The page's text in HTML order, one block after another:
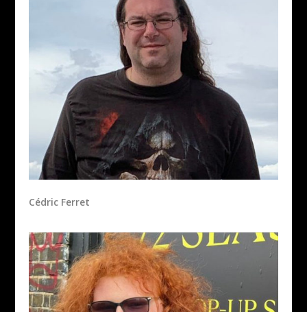
Cédric Ferret